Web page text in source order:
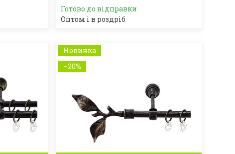
Готово до відправки
Оптом і в роздріб
Новинка
–20%